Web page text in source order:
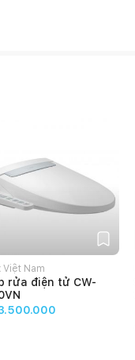
Việt Nam
rửa điện tử CW-